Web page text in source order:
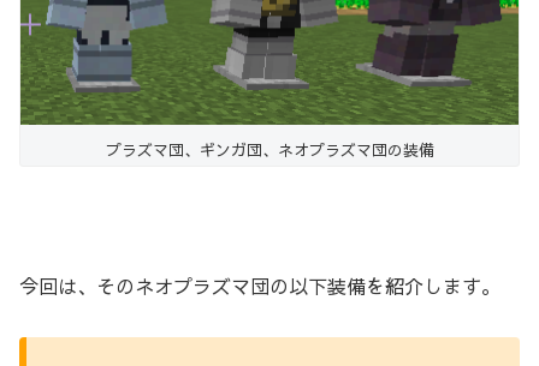
プラズマ団、ギンガ団、ネオプラズマ団の装備
今回は、そのネオプラズマ団の以下装備を紹介します。